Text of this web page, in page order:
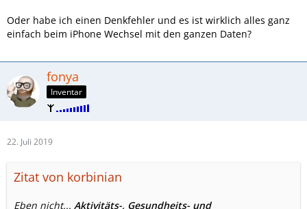
Oder habe ich einen Denkfehler und es ist wirklich alles ganz
einfach beim iPhone Wechsel mit den ganzen Daten?
fonya
Inventar
22. Juli 2019
Zitat von korbinian
Eben nicht... Aktivitäts-, Gesundheits- und